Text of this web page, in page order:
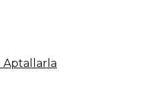
Aptallarla